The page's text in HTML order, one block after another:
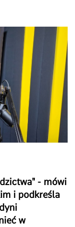
- mówi
i podkreśla
w